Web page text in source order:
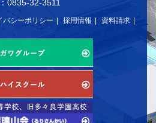
0835-32-3511
バシーポリシー 採用情報 資料請求